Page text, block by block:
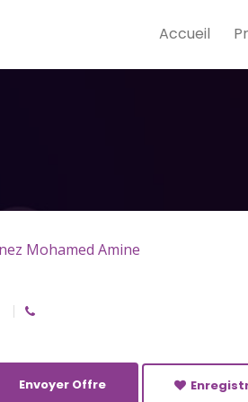
Accueil
Mohamed Amine
Envoyer Offre